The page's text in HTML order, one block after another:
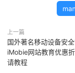
上一篇
国外著名移动设备安
iMobie网站教育优惠
请教程